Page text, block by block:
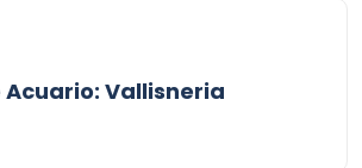
Vallisneria